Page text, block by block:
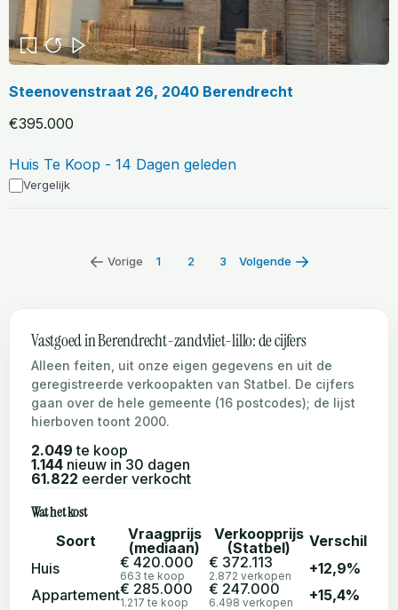
Steenovenstraat 26, 2040 Berendrecht
€395.000
Huis Te Koop - 14 Dagen geleden
Vergelijk
Vorige 1 2 3 Volgende
Vastgoed in Berendrecht-zandvliet-lillo: de cijfers
Alleen feiten, uit onze eigen gegevens en uit de
geregistreerde verkoopakten van Statbel. De cijfers
gaan over de hele gemeente (16 postcodes); de lijst
hierboven toont 2000.
2.049 te koop
1.144 nieuw in 30 dagen
61.822 eerder verkocht
Wat het kost
Soort
Vraagprijs
(mediaan)
Verkoopprijs
(Statbel)
Verschil
Huis
€ 420.000
663 te koop
€ 372.113
2.872 verkopen
+12,9%
Appartement€ 285.000
1.217 te koop
€ 247.000
6.498 verkopen +15,4%